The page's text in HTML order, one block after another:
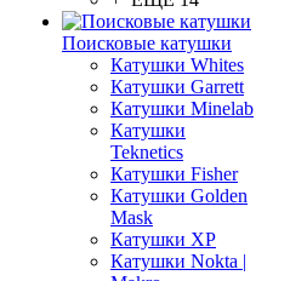
Поисковые катушки
Катушки Whites
Катушки Garrett
Катушки Minelab
Катушки
Teknetics
Катушки Fisher
Катушки Golden
Mask
Катушки XP
Катушки Nokta |